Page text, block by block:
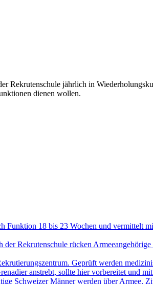
Rekrutenschule jährlich in
dienen wollen.
18 bis 23 Wochen und vermittelt
Rekrutenschule rücken
Geprüft werden
anstrebt, sollte hier vorbereitet und
Schweizer Männer werden über Armee,